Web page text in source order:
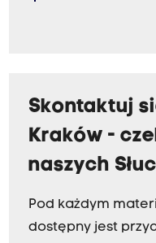
Skontaktuj
Kraków -
naszych
Pod każdym
dostępny jest